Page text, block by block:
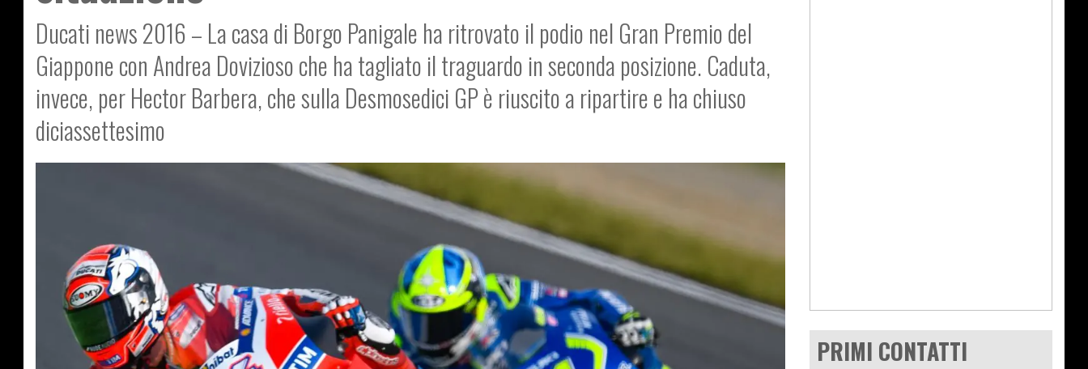
Ducati news 2016 – La casa di Borgo Panigale ha ritrovato il podio nel Gran Premio del
Giappone con Andrea Dovizioso che ha tagliato il traguardo in seconda posizione. Caduta,
invece, per Hector Barbera, che sulla Desmosedici GP è riuscito a ripartire e ha chiuso
diciassettesimo
PRIMI CONTATTI